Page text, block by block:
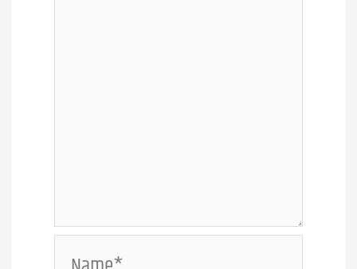
Name*